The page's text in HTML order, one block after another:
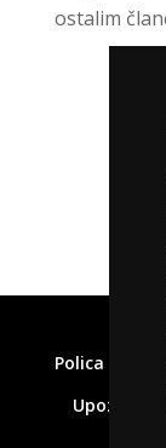
ostalim
Polica